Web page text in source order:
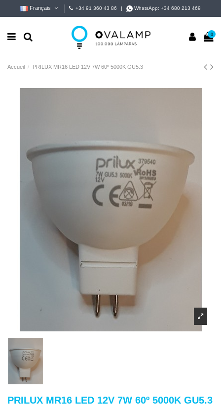
Français +34 91 360 43 86 WhatsApp:+34 680 213 469
0
Accueil PRILUX MR16 LED 12V 7W 60º 5000K GU5.3
PRILUX MR16 LED 12V 7W 60º 5000K GU5.3